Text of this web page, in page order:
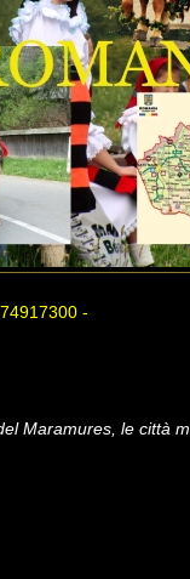
-
Maramures, le città
etnie